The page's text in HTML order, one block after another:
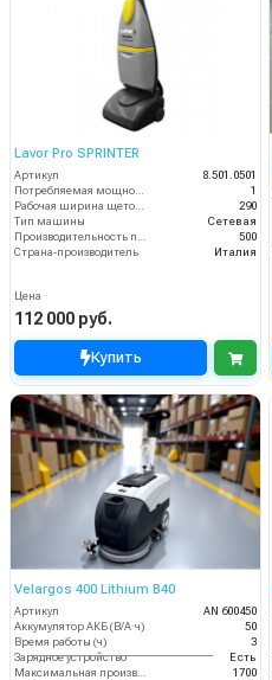
Lavor Pro SPRINTER
Артикул
8.501.0501
Потребляемая мощность (кВт)
1
Рабочая ширина щеток (мм)
290
Тип машины
Сетевая
Производительность по площади (м2/ч)
500
Страна-производитель
Италия
Цена
112 000 руб.
Купить
Velargos 400 Lithium B40
Артикул
AN 600450
Аккумулятор АКБ (В/А·ч)
50
Время работы (ч)
3
Зарядное устройство
Есть
1700